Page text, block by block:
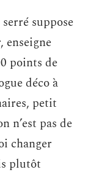
suppose
enseigne
points de
déco à
petit
n’est pas de
changer
plutôt